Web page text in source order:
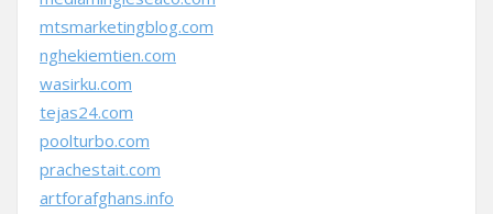
mtsmarketingblog.com
nghekiemtien.com
wasirku.com
tejas24.com
poolturbo.com
prachestait.com
artforafghans.info